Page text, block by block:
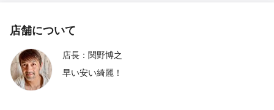
店舗について
店長：関野博之
早い安い綺麗！